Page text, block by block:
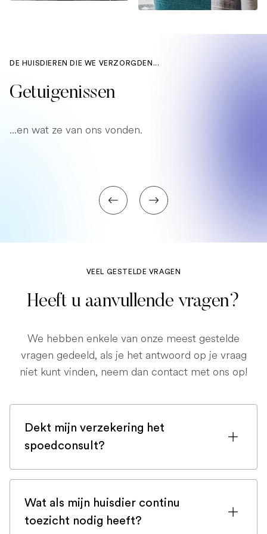
DE HUISDIEREN DIE WE VERZORGDEN...
Getuigenissen
...en wat ze van ons vonden.
VEEL GESTELDE VRAGEN
Heeft u aanvullende vragen?
We hebben enkele van onze meest gestelde
vragen gedeeld, als je het antwoord op je vraag
niet kunt vinden, neem dan contact met ons op!
Dekt mijn verzekering het
spoedconsult?
Als u bent ingeschreven bij een
dat een spoedconsult wordt gedekt.
Maar controleer voor de zekerheid uw
Wat als mijn huisdier continu
toezicht nodig heeft?